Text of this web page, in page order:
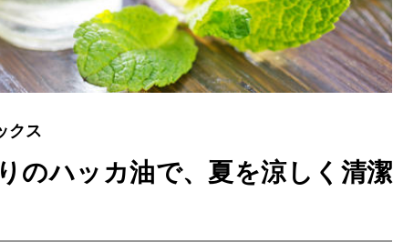
クス
のハッカ油で、夏を涼しく清潔